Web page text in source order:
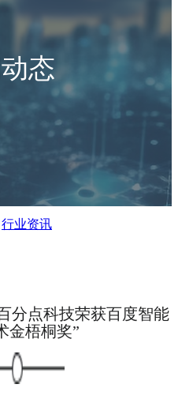
态
行业资讯
分点科技荣获百度智能
金梧桐奖”